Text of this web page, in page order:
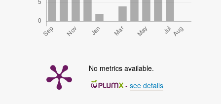
No metrics available.
- see details